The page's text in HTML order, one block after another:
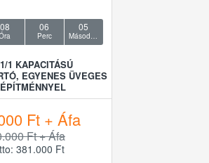
08 06
Perc
04
Másodperc
1 KAPACITÁSÚ
EGYENES ÜVEGES
Ft + Áfa
Ft + Áfa
381.000 Ft